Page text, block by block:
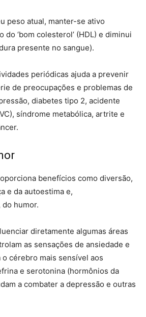
peso atual, manter-se ativo
do ‘bom colesterol’ (HDL) e diminui
presente no sangue).
periódicas ajuda a prevenir
de preocupações e problemas de
diabetes tipo 2, acidente
síndrome metabólica, artrite e
benefícios como diversão,
e da autoestima e,
humor.
diretamente algumas áreas
as sensações de ansiedade e
cérebro mais sensível aos
e serotonina (hormônios da
a combater a depressão e outras